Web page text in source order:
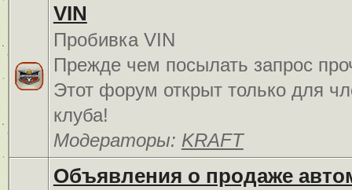
VIN
Пробивка VIN
Прежде чем посылать запрос
Этот форум открыт только для
клуба!
Модераторы: KRAFT
Объявления о продаже